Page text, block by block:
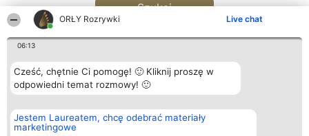
ORŁY Rozrywki Live chat
06:13
Cześć, chętnie Ci pomogę! 🙂 Kliknij proszę w
odpowiedni temat rozmowy! 🙂
Jestem Laureatem, chcę odebrać materiały
marketingowe
Szukaj
Organizator plebiscytu
Bright Side Solutions sp. z o.
o. sp. k.
Plebiscyt
Laureaci
Kontakt
Kontakt